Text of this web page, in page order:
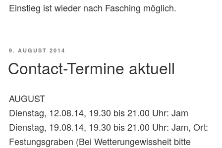
Einstieg ist wieder nach Fasching möglich.
VERÖFFENTLICHT
9. AUGUST 2014
Contact-Termine aktuell
AUGUST
Dienstag, 12.08.14, 19.30 bis 21.00 Uhr: Jam
Dienstag, 19.08.14, 19.30 bis 21.00 Uhr: Jam, Ort:
Festungsgraben (Bei Wetterungewissheit bitte